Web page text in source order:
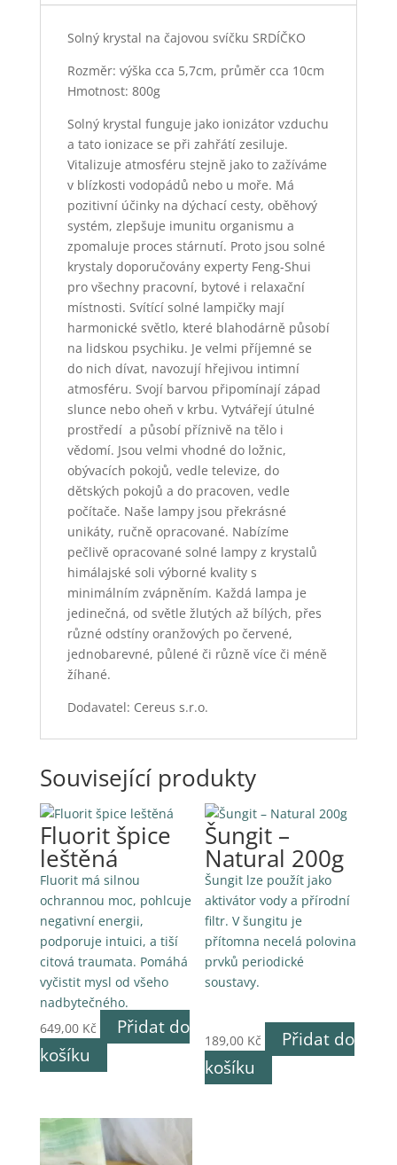
Solný krystal na čajovou svíčku SRDÍČKO
Rozměr: výška cca 5,7cm, průměr cca 10cm
Hmotnost: 800g
Solný krystal funguje jako ionizátor vzduchu
a tato ionizace se při zahřátí zesiluje.
Vitalizuje atmosféru stejně jako to zažíváme
v blízkosti vodopádů nebo u moře. Má
pozitivní účinky na dýchací cesty, oběhový
systém, zlepšuje imunitu organismu a
zpomaluje proces stárnutí. Proto jsou solné
krystaly doporučovány experty Feng-Shui
pro všechny pracovní, bytové i relaxační
místnosti. Svítící solné lampičky mají
harmonické světlo, které blahodárně působí
na lidskou psychiku. Je velmi příjemné se
do nich dívat, navozují hřejivou intimní
atmosféru. Svojí barvou připomínají západ
slunce nebo oheň v krbu. Vytvářejí útulné
prostředí a působí příznivě na tělo i
vědomí. Jsou velmi vhodné do ložnic,
obývacích pokojů, vedle televize, do
dětských pokojů a do pracoven, vedle
počítače. Naše lampy jsou překrásné
unikáty, ručně opracované. Nabízíme
pečlivě opracované solné lampy z krystalů
himálajské soli výborné kvality s
minimálním zvápněním. Každá lampa je
jedinečná, od světle žlutých až bílých, přes
různé odstíny oranžových po červené,
jednobarevné, půlené či různě více či méně
žíhané.
Dodavatel: Cereus s.r.o.
Související produkty
Fluorit špice
leštěná
Fluorit má silnou
ochrannou moc, pohlcuje
negativní energii,
podporuje intuici, a tiší
citová traumata. Pomáhá
vyčistit mysl od všeho
nadbytečného.
649,00 Kč
Přidat do
košíku
Šungit –
Natural 200g
Šungit lze použít jako
aktivátor vody a přírodní
filtr. V šungitu je
přítomna necelá polovina
prvků periodické
soustavy.
189,00 Kč
Přidat do
košíku